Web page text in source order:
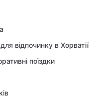
відпочинку в Хорватії
поїздки